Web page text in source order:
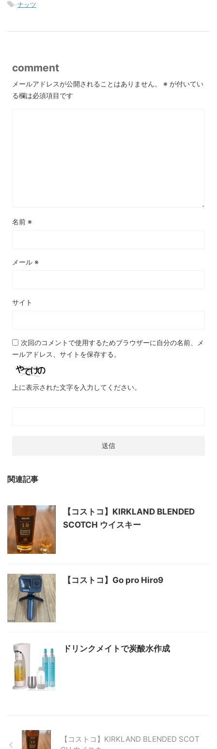
-ナッツ
comment
メールアドレスが公開されることはありません。 ※ が付いてい
る欄は必須項目です
名前 ※
メール ※
サイト
次回のコメントで使用するためブラウザーに自分の名前、メ
ールアドレス、サイトを保存する。
上に表示された文字を入力してください。
関連記事
【コストコ】KIRKLAND BLENDED
SCOTCH ウイスキー
【コストコ】Go pro Hiro9
ドリンクメイトで炭酸水作成
【コストコ】KIRKLAND BLENDED SCOT